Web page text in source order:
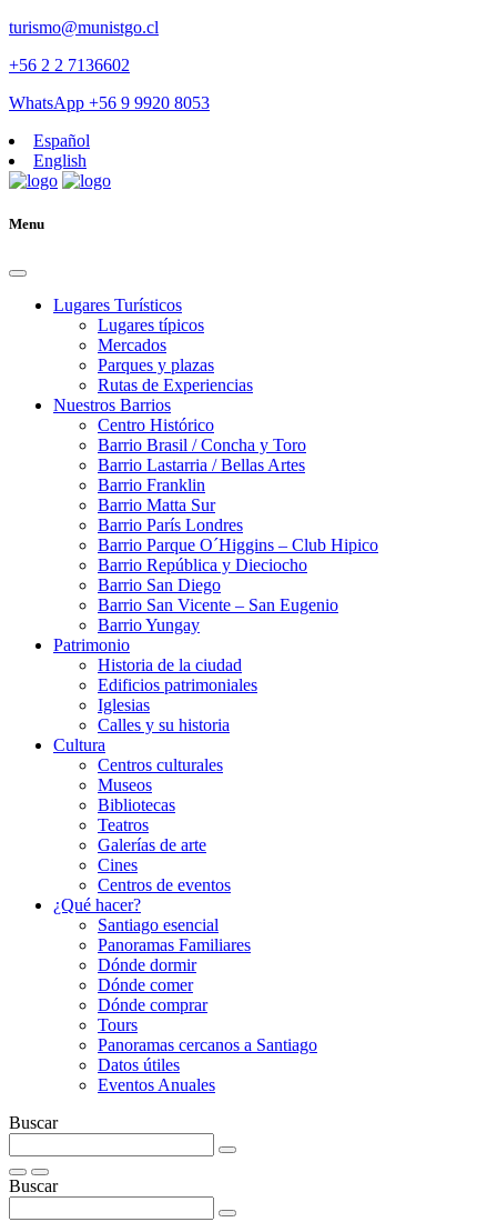
turismo@munistgo.cl
+56 2 2 7136602
WhatsApp +56 9 9920 8053
Español
English
Menu
Lugares Turísticos
Lugares tí­picos
Mercados
Parques y plazas
Rutas de Experiencias
Nuestros Barrios
Centro Histórico
Barrio Brasil / Concha y Toro
Barrio Lastarria / Bellas Artes
Barrio Franklin
Barrio Matta Sur
Barrio Parí­s Londres
Barrio Parque O´Higgins – Club Hipico
Barrio República y Dieciocho
Barrio San Diego
Barrio San Vicente – San Eugenio
Barrio Yungay
Patrimonio
Historia de la ciudad
Edificios patrimoniales
Iglesias
Calles y su historia
Cultura
Centros culturales
Museos
Bibliotecas
Teatros
Galerí­as de arte
Cines
Centros de eventos
¿Qué hacer?
Santiago esencial
Panoramas Familiares
Dónde dormir
Dónde comer
Dónde comprar
Tours
Panoramas cercanos a Santiago
Datos útiles
Eventos Anuales
Buscar
Buscar